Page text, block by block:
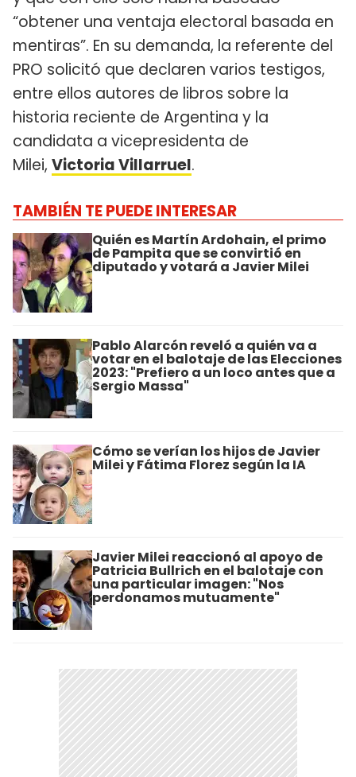
“obtener una ventaja electoral basada en
mentiras”. En su demanda, la referente del
PRO solicitó que declaren varios testigos,
entre ellos autores de libros sobre la
historia reciente de Argentina y la
candidata a vicepresidenta de
Milei, Victoria Villarruel.
TAMBIÉN TE PUEDE INTERESAR
Quién es Martín Ardohain, el primo
de Pampita que se convirtió en
diputado y votará a Javier Milei
Pablo Alarcón reveló a quién va a
votar en el balotaje de las Elecciones
2023: "Prefiero a un loco antes que a
Sergio Massa"
Cómo se verían los hijos de Javier
Milei y Fátima Florez según la IA
Javier Milei reaccionó al apoyo de
Patricia Bullrich en el balotaje con
una particular imagen: "Nos
perdonamos mutuamente"